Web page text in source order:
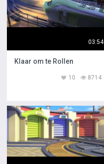
03:54
Klaar om te Rollen
8714
10